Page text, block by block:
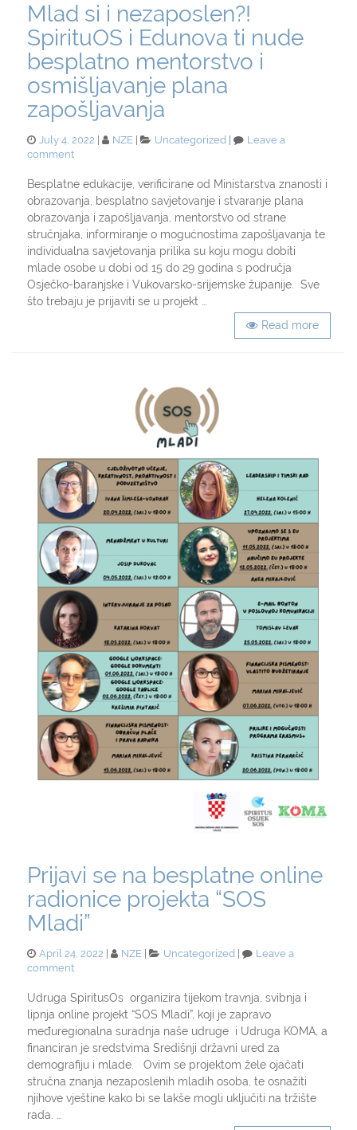
Mlad si i nezaposlen?!
SpirituOS i Edunova ti nude
besplatno mentorstvo i
osmišljavanje plana
zapošljavanja
Posted
on
July 4, 2022 NZE Categories
Uncategorized
Leave a
commenton
si
i
nezaposlen?!
SpirituOS
i
Edunova
ti
nude
besplatno
mentorstvo
Besplatne edukacije, verificirane od Ministarstva znanosti i
obrazovanja, besplatno savjetovanje i stvaranje plana
obrazovanja i zapošljavanja, mentorstvo od strane
stručnjaka, informiranje o mogućnostima zapošljavanja te
individualna savjetovanja prilika su koju mogu dobiti
mlade osobe u dobi od 15 do 29 godina s područja
Osječko-baranjske i Vukovarsko-srijemske županije. Sve
što trebaju je prijaviti se u projekt …
Read more
Prijavi se na besplatne online
radionice projekta “SOS
Mladi”
Posted
on
April 24, 2022 NZE Categories
Uncategorized
Leave a
commenton
se
na
besplatne
online
radionice
projekta
“SOS
Mladi”
Udruga SpiritusOs organizira tijekom travnja, svibnja i
lipnja online projekt “SOS Mladi”, koji je zapravo
međuregionalna suradnja naše udruge i Udruga KOMA, a
financiran je sredstvima Središnji državni ured za
demografiju i mlade. Ovim se projektom žele ojačati
stručna znanja nezaposlenih mladih osoba, te osnažiti
njihove vještine kako bi se lakše mogli uključiti na tržište
rada. …